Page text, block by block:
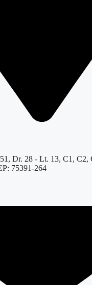
Dr. 28 - Lt. 13, C1, C2,
75391-264